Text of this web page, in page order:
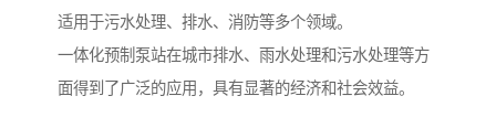
适用于污水处理、排水、消防等多个领域。
一体化预制泵站在城市排水、雨水处理和污水处理等方
面得到了广泛的应用，具有显著的经济和社会效益。